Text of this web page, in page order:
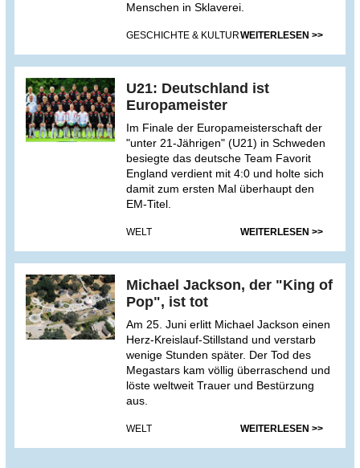
Menschen in Sklaverei.
GESCHICHTE & KULTURWEITERLESEN >>
U21: Deutschland ist
Europameister
Im Finale der Europameisterschaft der
"unter 21-Jährigen" (U21) in Schweden
besiegte das deutsche Team Favorit
England verdient mit 4:0 und holte sich
damit zum ersten Mal überhaupt den
EM-Titel.
WELT WEITERLESEN >>
Michael Jackson, der "King of
Pop", ist tot
Am 25. Juni erlitt Michael Jackson einen
Herz-Kreislauf-Stillstand und verstarb
wenige Stunden später. Der Tod des
Megastars kam völlig überraschend und
löste weltweit Trauer und Bestürzung
aus.
WELT WEITERLESEN >>